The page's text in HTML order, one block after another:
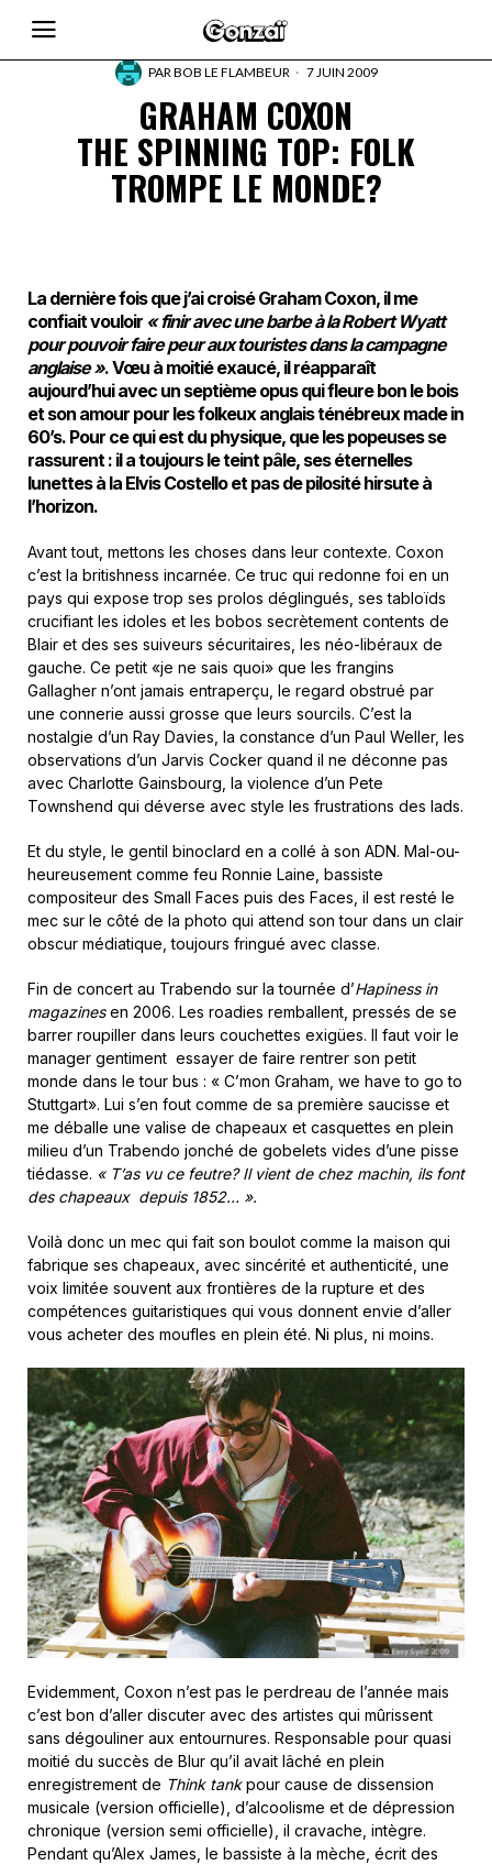
PARBOB LE FLAMBEUR 7 JUIN 2009
GRAHAM COXON
THE SPINNING TOP: FOLK
TROMPE LE MONDE?
La dernière fois que j’ai croisé Graham Coxon, il me
confiait vouloir « finir avec une barbe à la Robert Wyatt
pour pouvoir faire peur aux touristes dans la campagne
anglaise ». Vœu à moitié exaucé, il réapparaît
aujourd’hui avec un septième opus qui fleure bon le bois
et son amour pour les folkeux anglais ténébreux made in
60’s. Pour ce qui est du physique, que les popeuses se
rassurent : il a toujours le teint pâle, ses éternelles
lunettes à la Elvis Costello et pas de pilosité hirsute à
l’horizon.
Avant tout, mettons les choses dans leur contexte. Coxon
c’est la britishness incarnée. Ce truc qui redonne foi en un
pays qui expose trop ses prolos déglingués, ses tabloïds
crucifiant les idoles et les bobos secrètement contents de
Blair et des ses suiveurs sécuritaires, les néo-libéraux de
gauche. Ce petit «je ne sais quoi» que les frangins
Gallagher n’ont jamais entraperçu, le regard obstrué par
une connerie aussi grosse que leurs sourcils. C’est la
nostalgie d’un Ray Davies, la constance d’un Paul Weller, les
observations d’un Jarvis Cocker quand il ne déconne pas
avec Charlotte Gainsbourg, la violence d’un Pete
Townshend qui déverse avec style les frustrations des lads.
Et du style, le gentil binoclard en a collé à son ADN. Mal-ou-
heureusement comme feu Ronnie Laine, bassiste
compositeur des Small Faces puis des Faces, il est resté le
mec sur le côté de la photo qui attend son tour dans un clair
obscur médiatique, toujours fringué avec classe.
Fin de concert au Trabendo sur la tournée d’Hapiness in
magazinesen 2006. Les roadies remballent, pressés de se
barrer roupiller dans leurs couchettes exigües. Il faut voir le
manager gentiment essayer de faire rentrer son petit
monde dans le tour bus : « C’mon Graham, we have to go to
Stuttgart». Lui s’en fout comme de sa première saucisse et
me déballe une valise de chapeaux et casquettes en plein
milieu d’un Trabendo jonché de gobelets vides d’une pisse
tiédasse. « T’as vu ce feutre? Il vient de chez machin, ils font
des chapeaux depuis 1852… ».
Voilà donc un mec qui fait son boulot comme la maison qui
fabrique ses chapeaux, avec sincérité et authenticité, une
voix limitée souvent aux frontières de la rupture et des
compétences guitaristiques qui vous donnent envie d’aller
vous acheter des moufles en plein été. Ni plus, ni moins.
Evidemment, Coxon n’est pas le perdreau de l’année mais
c’est bon d’aller discuter avec des artistes qui mûrissent
sans dégouliner aux entournures. Responsable pour quasi
moitié du succès de Blur qu’il avait lâché en plein
enregistrement de Think tankpour cause de dissension
musicale (version officielle), d’alcoolisme et de dépression
chronique (version semi officielle), il cravache, intègre.
Pendant qu’Alex James, le bassiste à la mèche, écrit des